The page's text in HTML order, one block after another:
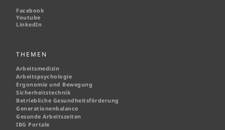
Facebook
Youtube
LinkedIn
THEMEN
Arbeitsmedizin
Arbeitspsychologie
Ergonomie und Bewegung
Sicherheitstechnik
Betriebliche Gesundheitsförderung
Generationenbalance
Gesunde Arbeitszeiten
IBG Portale